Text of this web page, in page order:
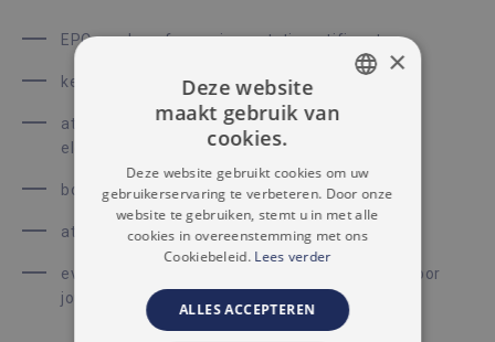
EPC verslag of energieprestatiecertificaat
keuringsattest van de waterafvoer en riolering
attest van de keuring van de
elektriciteitsvoorzieningen
bodemattest
attest over het overstromingsrisico
eventuele andere verslagen die specifiek zijn voor
jouw appartement
×
Deze website
maakt gebruik van
cookies.
Deze website gebruikt cookies om uw
gebruikerservaring te verbeteren. Door onze
website te gebruiken, stemt u in met alle
cookies in overeenstemming met ons
Cookiebeleid. Lees verder
ALLES ACCEPTEREN